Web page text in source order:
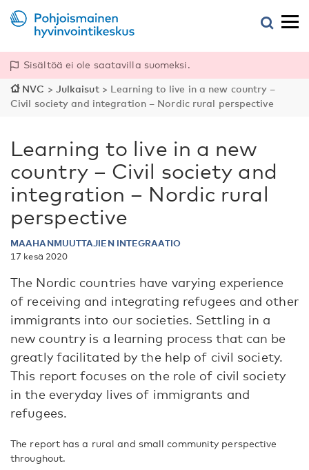
Sisältöä ei ole saatavilla suomeksi.
NVC > Julkaisut> Learning to live in a new country –
Civil society and integration – Nordic rural perspective
Learning to live in a new
country – Civil society and
integration – Nordic rural
perspective
MAAHANMUUTTAJIEN INTEGRAATIO
17 kesä 2020
The Nordic countries have varying experience
of receiving and integrating refugees and other
immigrants into our societies. Settling in a
new country is a learning process that can be
greatly facilitated by the help of civil society.
This report focuses on the role of civil society
in the everyday lives of immigrants and
refugees.
The report has a rural and small community perspective
throughout.